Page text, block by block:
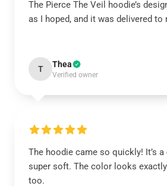
The Pierce The Veil hoodie’s
as I hoped, and it was delivered to
T Thea
Verified owner
The hoodie came so quickly! It’s
super soft. The color looks
too.